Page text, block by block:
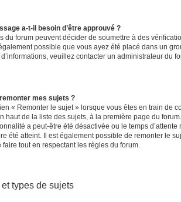
a-t-il besoin d’être approuvé ?
du forum peuvent décider de soumettre à des
possible que vous ayez été placé dans un
veuillez contacter un administrateur du
mes sujets ?
« Remonter le sujet » lorsque vous êtes en train de
haut de la liste des sujets, à la première page du
a peut-être été désactivée ou le temps
été atteint. Il est également possible de remonter le
faire tout en respectant les règles du forum.
types de sujets